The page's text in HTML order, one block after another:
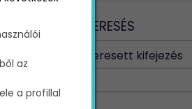
KERESÉS
Keresett kifejezés
az
a profillal